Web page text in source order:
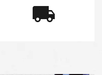
local_shipping